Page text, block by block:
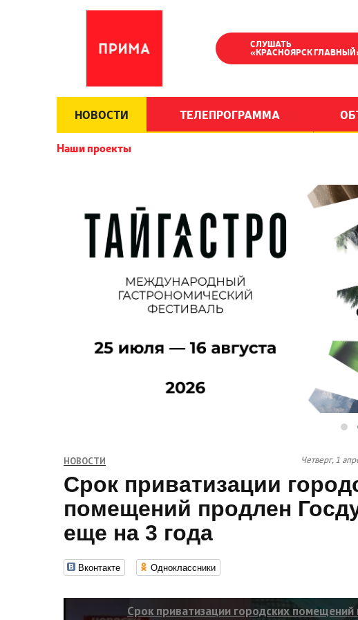
СЛУШАТЬ
«КРАСНОЯРСК
НОВОСТИ ТЕЛЕПРОГРАММА
Наши проекты
НОВОСТИ Четверг, 1
Срок приватизации
помещений продлен
еще на 3 года
Вконтакте Одноклассники
Срок приватизации городских помещений